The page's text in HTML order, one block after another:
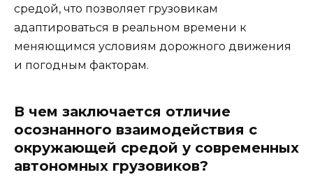
средой, что позволяет грузовикам
адаптироваться в реальном времени к
меняющимся условиям дорожного движения
и погодным факторам.
В чем заключается отличие
осознанного взаимодействия с
окружающей средой у современных
автономных грузовиков?